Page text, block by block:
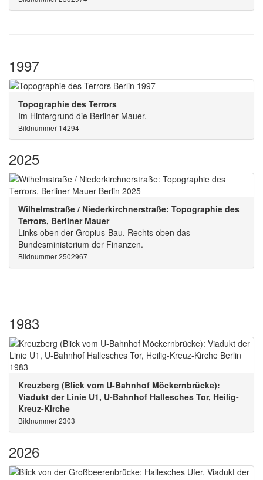
1997
Topographie des Terrors
Im Hintergrund die Berliner Mauer.
Bildnummer 14294
2025
Wilhelmstraße / Niederkirchnerstraße: Topographie des
Terrors, Berliner Mauer
Links oben der Gropius-Bau. Rechts oben das
Bundesministerium der Finanzen.
Bildnummer 2502967
1983
Kreuzberg (Blick vom U-Bahnhof Möckernbrücke):
Viadukt der Linie U1, U-Bahnhof Hallesches Tor, Heilig-
Kreuz-Kirche
Bildnummer 2303
2026